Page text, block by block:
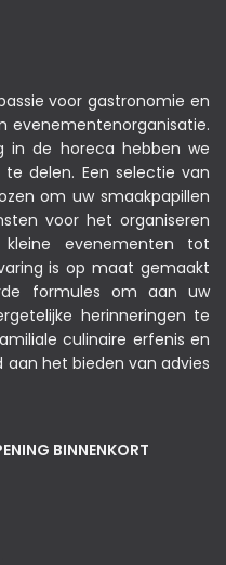
voor gastronomie en
evenementenorganisatie.
in de horeca hebben we
delen. Een selectie van
om uw smaakpapillen
voor het organiseren
evenementen tot
is op maat gemaakt
formules om aan uw
herinneringen te
culinaire erfenis en
aan het bieden van advies
BINNENKORT